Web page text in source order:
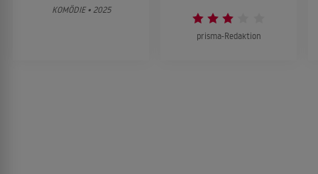
KOMÖDIE • 2025
prisma-Redaktion